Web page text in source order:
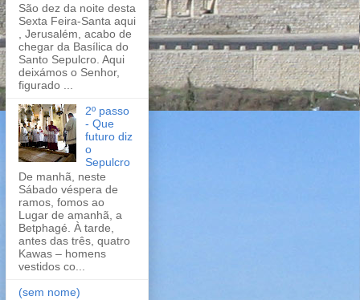
São dez da noite desta
Sexta Feira-Santa aqui
, Jerusalém, acabo de
chegar da Basílica do
Santo Sepulcro. Aqui
deixámos o Senhor,
figurado ...
2º passo
- Que
futuro diz
o
Sepulcro
De manhã, neste
Sábado véspera de
ramos, fomos ao
Lugar de amanhã, a
Betphagé. À tarde,
antes das três, quatro
Kawas – homens
vestidos co...
(sem nome)